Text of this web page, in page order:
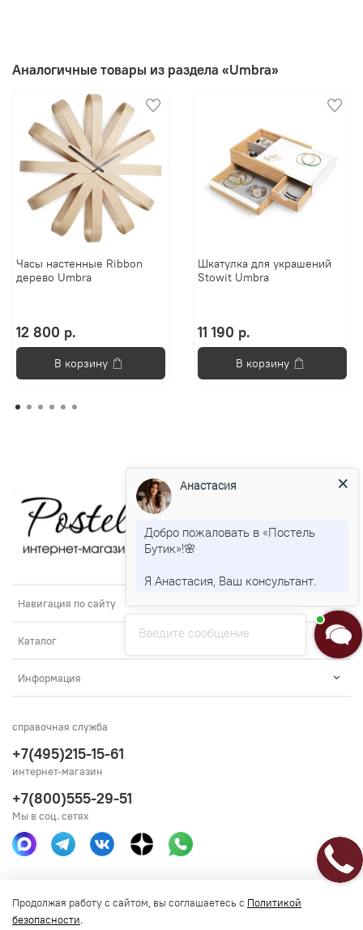
Аналогичные товары из раздела «Umbra»
Часы настенные Ribbon
дерево Umbra
12 800 р.
В корзину
Шкатулка для украшений
Stowit Umbra
11 190 р.
В корзину
Навигация по сайту
Каталог
Информация
Получить консультацию
справочная служба
+7(495)215-15-61
интернет-магазин
+7(800)555-29-51
Мы в соц. сетях
Продолжая работу с сайтом, вы соглашаетесь с Политикой
безопасности.
Введите сообщение
Анастасия
Добро пожаловать в «Постель
Бутик»!🌸
Я Анастасия, Ваш консультант.